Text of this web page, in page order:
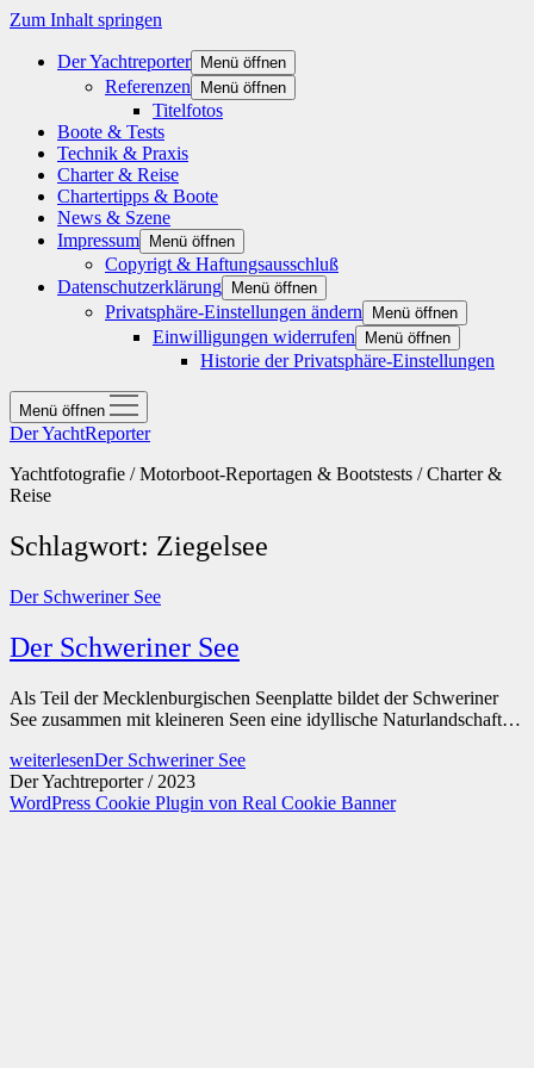
Zum Inhalt springen
Der Yachtreporter Menü öffnen
Referenzen Menü öffnen
Titelfotos
Boote & Tests
Technik & Praxis
Charter & Reise
Chartertipps & Boote
News & Szene
Impressum
Menü öffnen
Copyrigt & Haftungsausschluß
Datenschutzerklärung
Menü öffnen
Privatsphäre-Einstellungen ändern Menü öffnen
Einwilligungen widerrufen Menü öffnen
Historie der Privatsphäre-Einstellungen
Menü öffnen
Der YachtReporter
Yachtfotografie / Motorboot-Reportagen & Bootstests / Charter &
Reise
Schlagwort: Ziegelsee
Der Schweriner See
Der Schweriner See
Als Teil der Mecklenburgischen Seenplatte bildet der Schweriner
See zusammen mit kleineren Seen eine idyllische Naturlandschaft…
weiterlesenDer Schweriner See
Der Yachtreporter / 2023
WordPress Cookie Plugin von Real Cookie Banner